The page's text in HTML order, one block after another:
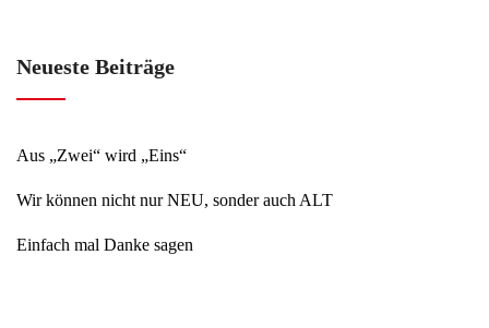
Neueste Beiträge
Aus „Zwei“ wird „Eins“
Wir können nicht nur NEU, sonder auch ALT
Einfach mal Danke sagen